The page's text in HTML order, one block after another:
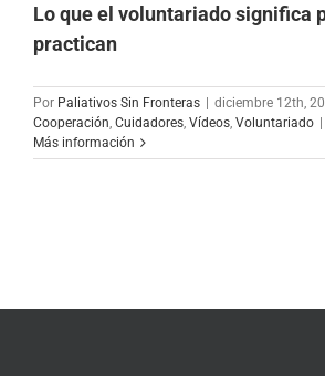
Lo que el voluntariado significa
practican
Por Paliativos Sin Fronteras | diciembre 12th,
Cooperación Cuidadores Vídeos Voluntariado |
Más información